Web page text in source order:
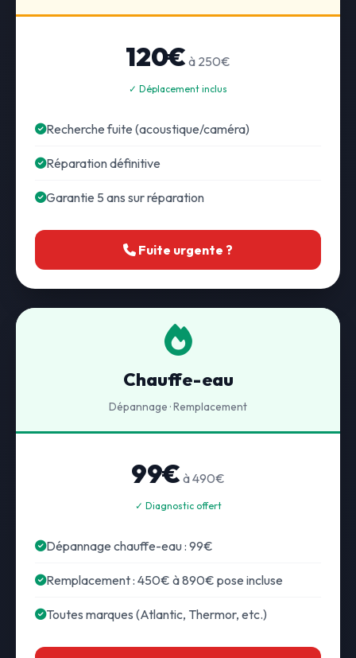
120€ à 250€
✓ Déplacement inclus
Recherche fuite (acoustique/caméra)
Réparation définitive
Garantie 5 ans sur réparation
Fuite urgente ?
Chauffe-eau
Dépannage · Remplacement
99€ à 490€
✓ Diagnostic offert
Dépannage chauffe-eau : 99€
Remplacement : 450€ à 890€ pose incluse
Toutes marques (Atlantic, Thermor, etc.)